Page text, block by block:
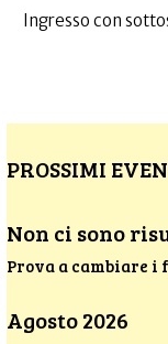
Ingresso con
PROSSIMI
Non ci sono
Prova a cambiare
Agosto 2026